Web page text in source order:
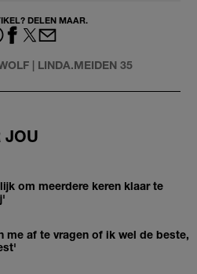
DELEN MAAR.
| LINDA.MEIDEN 35
JOU
om meerdere keren klaar te
me af te vragen of ik wel de beste,